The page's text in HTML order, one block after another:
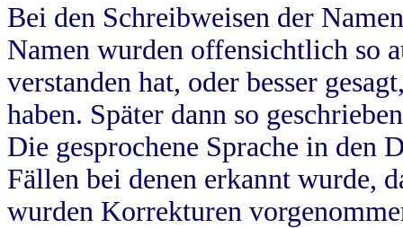
Bei den Schreibweisen der
Namen wurden offensichtlich so
verstanden hat, oder besser
haben. Später dann so
Die gesprochene Sprache in
Fällen bei denen erkannt wurde,
wurden Korrekturen